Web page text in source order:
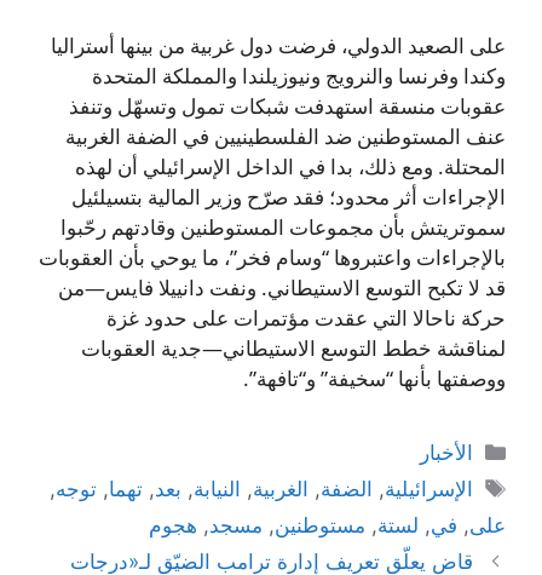
على الصعيد الدولي، فرضت دول غربية من بينها أستراليا
وكندا وفرنسا والنرويج ونيوزيلندا والمملكة المتحدة
عقوبات منسقة استهدفت شبكات تمول وتسهّل وتنفذ
عنف المستوطنين ضد الفلسطينيين في الضفة الغربية
المحتلة. ومع ذلك، بدا في الداخل الإسرائيلي أن لهذه
الإجراءات أثر محدود؛ فقد صرّح وزير المالية بتسيلئيل
سموتريتش بأن مجموعات المستوطنين وقادتهم رحّبوا
بالإجراءات واعتبروها “وسام فخر”، ما يوحي بأن العقوبات
قد لا تكبح التوسع الاستيطاني. ونفت دانييلا فايس—من
حركة ناحالا التي عقدت مؤتمرات على حدود غزة
لمناقشة خطط التوسع الاستيطاني—جدية العقوبات
ووصفتها بأنها “سخيفة” و“تافهة”.
التصنيفات
الأخبار
الوسوم
الإسرائيلية, الضفة, الغربية, النيابة, بعد,تهما,توجه,
على, في, لستة, مستوطنين, مسجد, هجوم
قاضٍ يعلّق تعريف إدارة ترامب الضيّق لـ«درجات